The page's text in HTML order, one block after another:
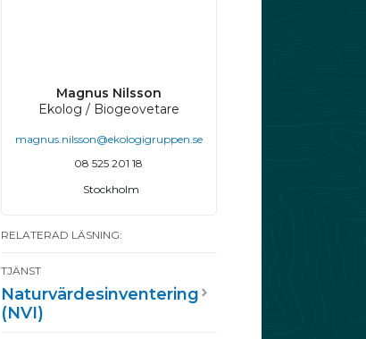
Magnus Nilsson
Ekolog / Biogeovetare
magnus.nilsson@ekologigruppen.se
08 525 201 18
Stockholm
RELATERAD LÄSNING:
TJÄNST
Naturvärdesinventering
(NVI)